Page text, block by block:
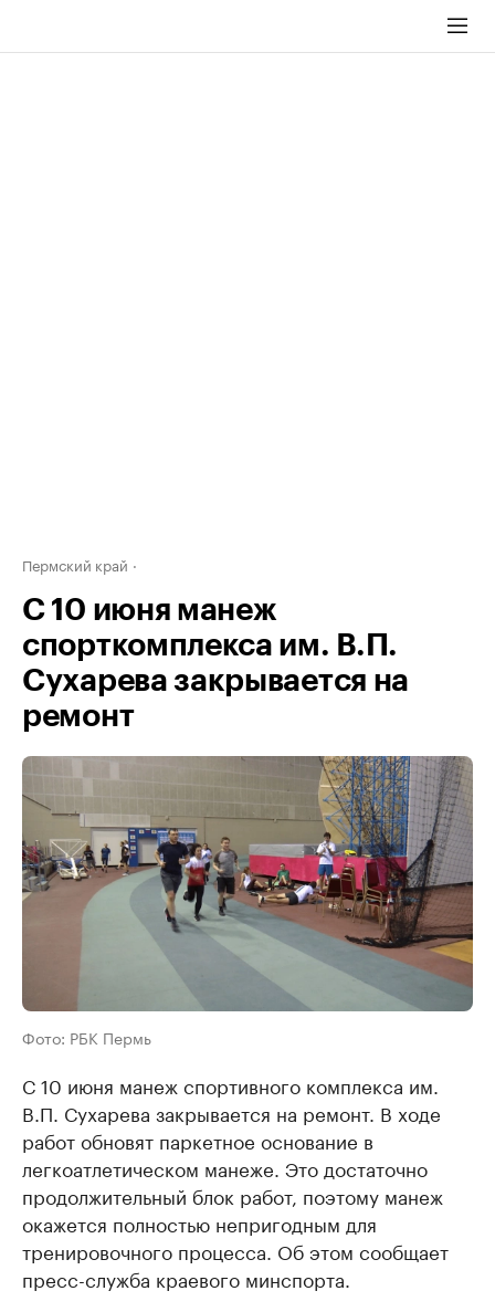
Пермский край
С 10 июня манеж
спорткомплекса им. В.П.
Сухарева закрывается на
ремонт
Фото: РБК Пермь
С 10 июня манеж спортивного комплекса им.
В.П. Сухарева закрывается на ремонт. В ходе
работ обновят паркетное основание в
легкоатлетическом манеже. Это достаточно
продолжительный блок работ, поэтому манеж
окажется полностью непригодным для
тренировочного процесса. Об этом сообщает
пресс-служба краевого минспорта.